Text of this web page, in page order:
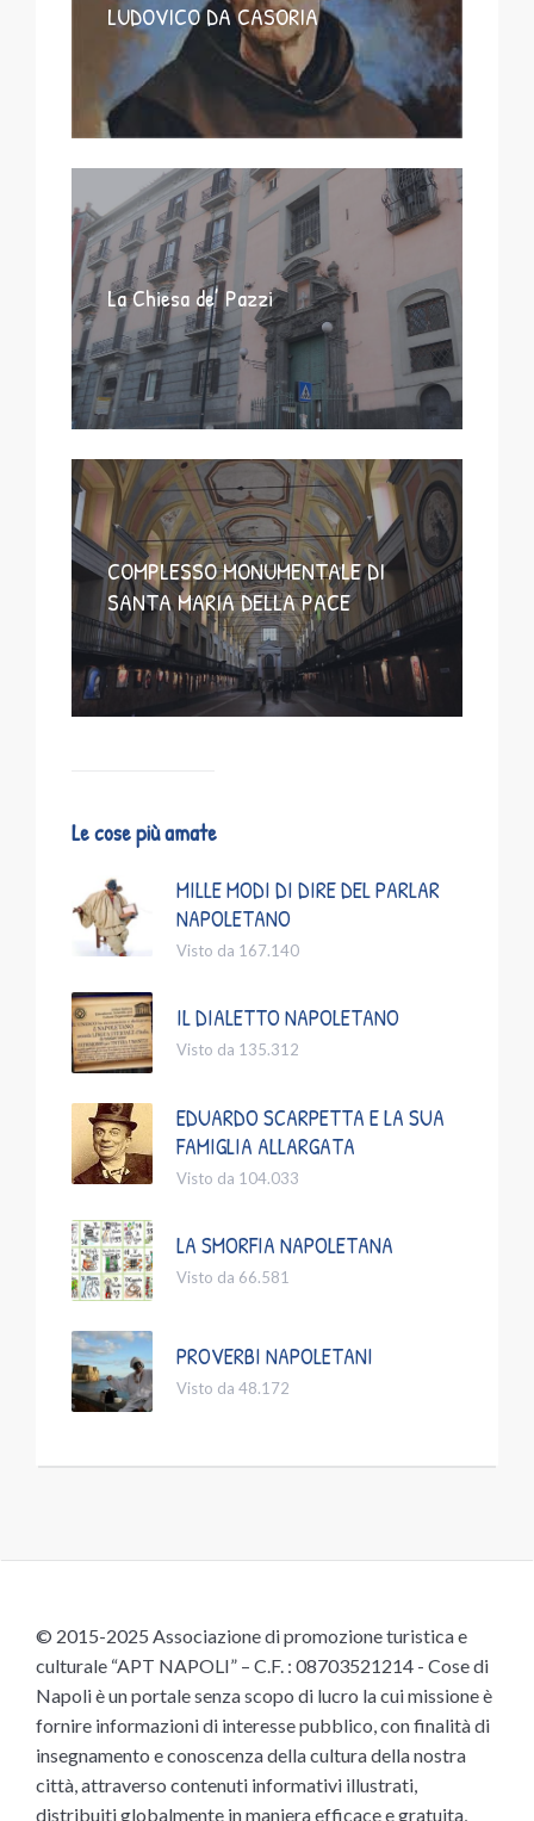
LUDOVICO DA CASORIA
La Chiesa de’ Pazzi
COMPLESSO MONUMENTALE DI
SANTA MARIA DELLA PACE
Le cose più amate
MILLE MODI DI DIRE DEL PARLAR
NAPOLETANO
Visto da 167.140
IL DIALETTO NAPOLETANO
Visto da 135.312
EDUARDO SCARPETTA E LA SUA
FAMIGLIA ALLARGATA
Visto da 104.033
LA SMORFIA NAPOLETANA
Visto da 66.581
PROVERBI NAPOLETANI
Visto da 48.172
© 2015-2025 Associazione di promozione turistica e
culturale “APT NAPOLI” – C.F. : 08703521214 - Cose di
Napoli è un portale senza scopo di lucro la cui missione è
fornire informazioni di interesse pubblico, con finalità di
insegnamento e conoscenza della cultura della nostra
città, attraverso contenuti informativi illustrati,
distribuiti globalmente in maniera efficace e gratuita,